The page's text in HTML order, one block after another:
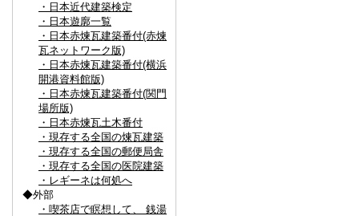
・日本近代建築検定
・日本遊廓一覧
・日本赤煉瓦建築番付(赤煉
瓦ネットワーク版)
・日本赤煉瓦建築番付(横浜
開港資料館版)
・日本赤煉瓦建築番付(関門
場所版)
・日本赤煉瓦土木番付
・現存する全国の煉瓦建築
・現存する全国の郵便局舎
・現存する全国の医院建築
・レギーネは何処へ
◆外部
・喫茶店で瞑想して、 銭湯